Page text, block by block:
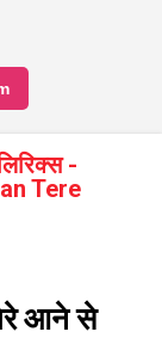
-
Tere
आने से